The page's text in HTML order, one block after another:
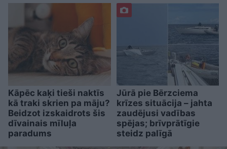
Kāpēc kaķi tieši naktīs
kā traki skrien pa māju?
Beidzot izskaidrots šis
dīvainais mīluļa
paradums
Jūrā pie Bērzciema
krīzes situācija – jahta
zaudējusi vadības
spējas; brīvprātīgie
steidz palīgā